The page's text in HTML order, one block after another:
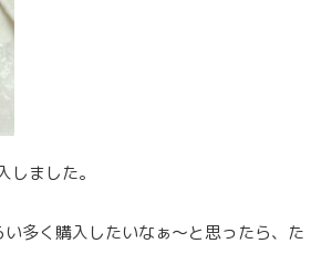
ました。
多く購入したいなぁ〜と思ったら、た